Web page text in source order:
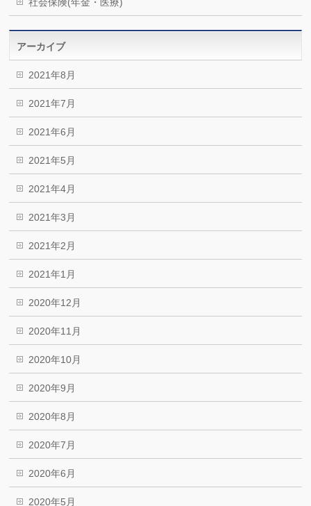
アーカイブ
2021年8月
2021年7月
2021年6月
2021年5月
2021年4月
2021年3月
2021年2月
2021年1月
2020年12月
2020年11月
2020年10月
2020年9月
2020年8月
2020年7月
2020年6月
2020年5月